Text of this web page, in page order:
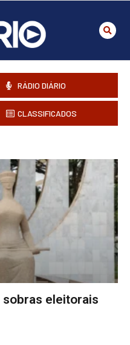
RÁDIO DIÁRIO
CLASSIFICADOS
sobras eleitorais